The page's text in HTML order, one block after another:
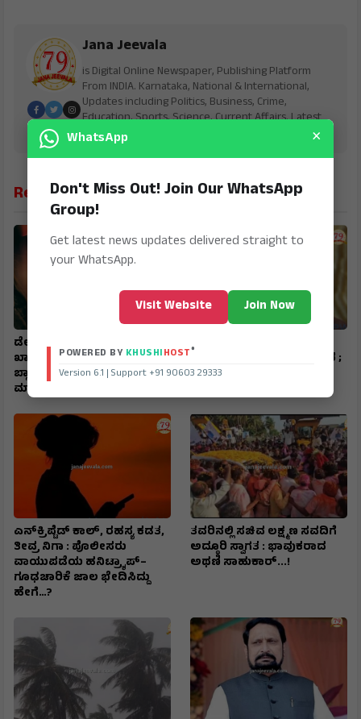
Jana Jeevala
is Digital Online Newspaper, Publishing Platform
From INDIA. Karnataka, National & International,
Updates including Politics, Business, Crime,
Education, Sports, Science, Current Affairs. Latest
Breaking News From India & Around the World.
Related News
ಡೇಟಿಂಗ್ ಆ್ಯಪ್‌ನಲ್ಲಿ ಸ್ನೇಹ,
ಖಾಸಗಿ ಫೋಟೋಗಳಿಂದ
ಬ್ಲ್ಯಾಕ್‌ಮೇಲ್: ₹6 ಕೋಟಿ ಸುಲಿಗೆ
ಮಾಡಿದ ಖತರ್ನಾಕ್‌ ಮಹಿಳೆ
ಇರಾನ್‌ ಸುಪ್ರೀಂ ಲೀಡರ್‌
ಮೊಜ್ತಬಾ ಖಮೇನಿ ಸ್ಥಿತಿ ಗಂಭೀರ ;
ಆಸ್ಪತ್ರೆಗೆ ದಾಖಲು : ಇಸ್ರೇಲಿ
ಎನ್‌ಕ್ರಿಪ್ಟೆಡ್‌ ಕಾಲ್‌, ರಹಸ್ಯ ಕಡತ,
ತೀವ್ರ ನಿಗಾ : ಪೊಲೀಸರು
ವಾಯುಪಡೆಯ ಹನಿಟ್ರ್ಯಾಪ್–
ಗೂಢಚಾರಿಕೆ ಜಾಲ ಭೇದಿಸಿದ್ದು
ಹೇಗೆ…?
ತವರಿನಲ್ಲಿ ಸಚಿವ ಲಕ್ಷ್ಮಣ ಸವದಿಗೆ
ಅದ್ಧೂರಿ ಸ್ವಾಗತ : ಭಾವುಕರಾದ
ಅಥಣಿ ಸಾಹುಕಾರ್...!
WhatsApp ×
Don't Miss Out! Join Our WhatsApp
Group!
Get latest news updates delivered straight to
your WhatsApp.
Visit Website Join Now
POWERED BY KHUSHIHOST®
Version 6.1 | Support +91 90603 29333